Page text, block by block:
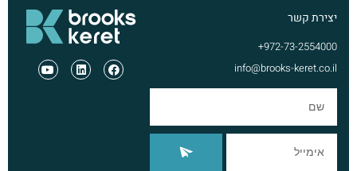
יצירת קשר
972-73-2554000+
info@brooks-keret.co.il